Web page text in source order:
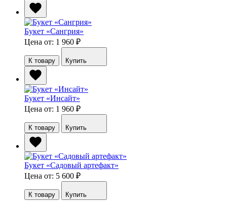
Букет «Сангрия»
Цена от: 1 960 ₽
К товару Купить
Букет «Инсайт»
Цена от: 1 960 ₽
К товару Купить
Букет «Садовый артефакт»
Цена от: 5 600 ₽
К товару Купить